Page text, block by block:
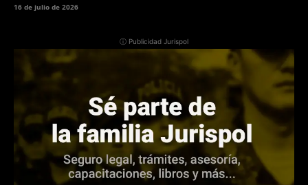
16 de julio de 2026
ⓘ Publicidad Jurispol